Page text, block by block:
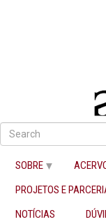
para
o
conteúdo
principal
Buscar
Search
SOBRE
PROJETOS E
NOTÍCIAS
Início Reitoria